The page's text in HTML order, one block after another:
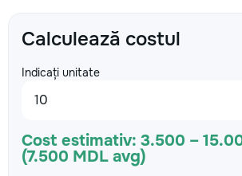
Calculează costul
Indicați unitate
Cost estimativ: 3.500 –
(7.500 MDL avg)